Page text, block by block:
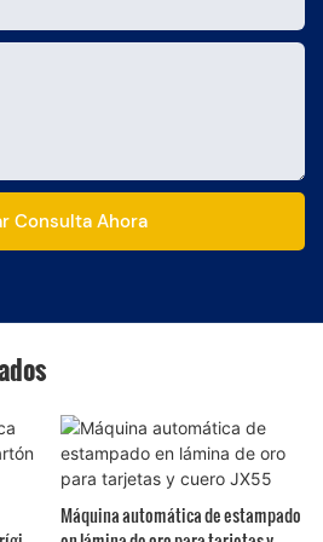
Consulta Ahora
Máquina automática de estampado